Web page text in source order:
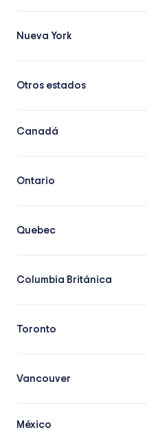
Nueva York
Otros estados
Canadá
Ontario
Quebec
Columbia Británica
Toronto
Vancouver
México